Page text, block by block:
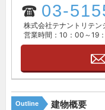
03-
株式会社テナントリテン
営業時間：10：00～19
Outline 建物概要